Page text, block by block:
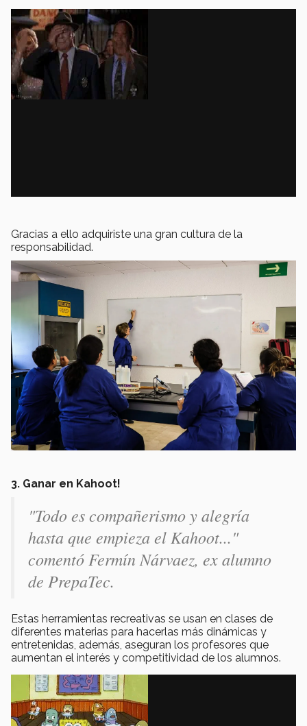
Gracias a ello adquiriste una gran cultura de la
responsabilidad.
3. Ganar en Kahoot!
"Todo es compañerismo y alegría
hasta que empieza el Kahoot..."
comentó Fermín Nárvaez, ex alumno
de PrepaTec.
Estas herramientas recreativas se usan en clases de
diferentes materias para hacerlas más dinámicas y
entretenidas, además, aseguran los profesores que
aumentan el interés y competitividad de los alumnos.